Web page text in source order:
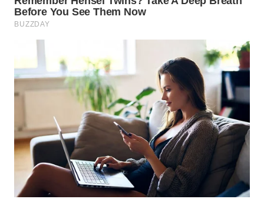
WN
KARO
SIMALUNGUN
LABUHANBATU
WN
TAPANULI
TENGAH